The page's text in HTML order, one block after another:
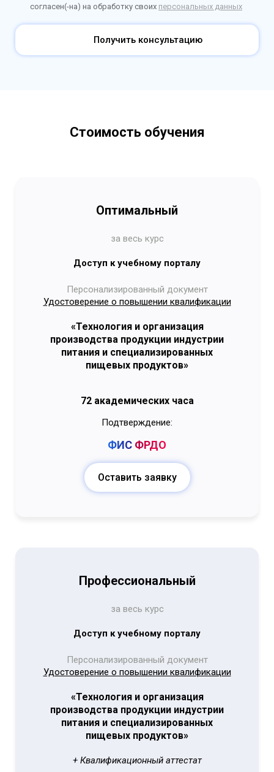
Получить консультацию
согласен(-на) на обработку своих персональных данных
Стоимость обучения
Оптимальный
за весь курс
Доступ к учебному порталу
Персонализированный документ
Удостоверение о повышении квалификации
«Технология и организация
производства продукции индустрии
питания и специализированных
пищевых продуктов»
72 академических часа
Подтверждение:
ФИС ФРДО
Оставить заявку
Профессиональный
за весь курс
Доступ к учебному порталу
Персонализированный документ
Удостоверение о повышении квалификации
«Технология и организация
производства продукции индустрии
питания и специализированных
пищевых продуктов»
+ Квалификационный аттестат